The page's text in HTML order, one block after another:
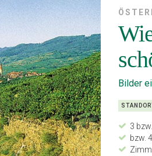
Bilder
3
bzw.